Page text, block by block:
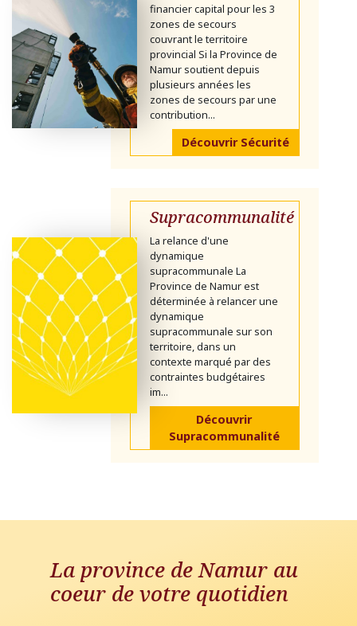
financier capital pour les 3
zones de secours
couvrant le territoire
provincial Si la Province de
Namur soutient depuis
plusieurs années les
zones de secours par une
contribution...
Découvrir Sécurité
Supracommunalité
La relance d'une
dynamique
supracommunale La
Province de Namur est
déterminée à relancer une
dynamique
supracommunale sur son
territoire, dans un
contexte marqué par des
contraintes budgétaires
im...
Découvrir
Supracommunalité
La province de Namur au
coeur de votre quotidien